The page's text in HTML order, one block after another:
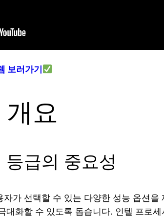
보러가기
요
급의 중요성
자가 선택할 수 있는 다양한 성능 옵션
대화할 수 있도록 돕습니다. 인텔 프로